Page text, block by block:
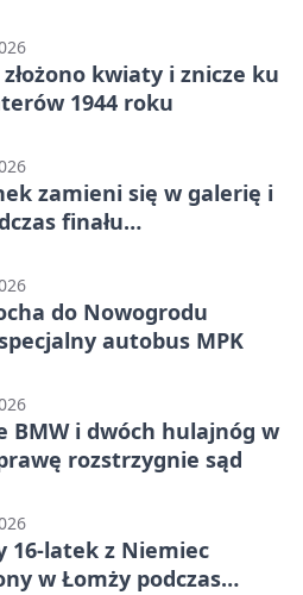
kwiaty i znicze ku
1944 roku
zamieni się w galerię i
finału
do Nowogrodu
autobus MPK
BMW i dwóch hulajnóg w
rozstrzygnie sąd
16-latek z Niemiec
w Łomży podczas